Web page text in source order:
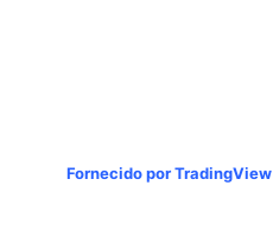
Fornecido por TradingView